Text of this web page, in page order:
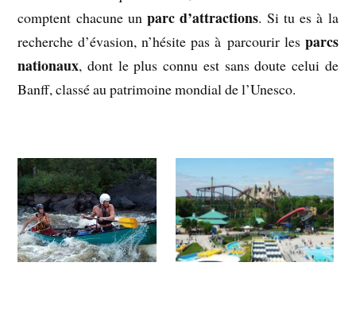
comptent chacune unparc d’attractions. Si tu es à la
recherche d’évasion, n’hésite pas à parcourir les parcs
nationaux, dont le plus connu est sans doute celui de
Banff, classé au patrimoine mondial de l’Unesco.